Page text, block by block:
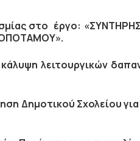
στο έργο: «
λειτουργικών
Δημοτικού Σχολείου για